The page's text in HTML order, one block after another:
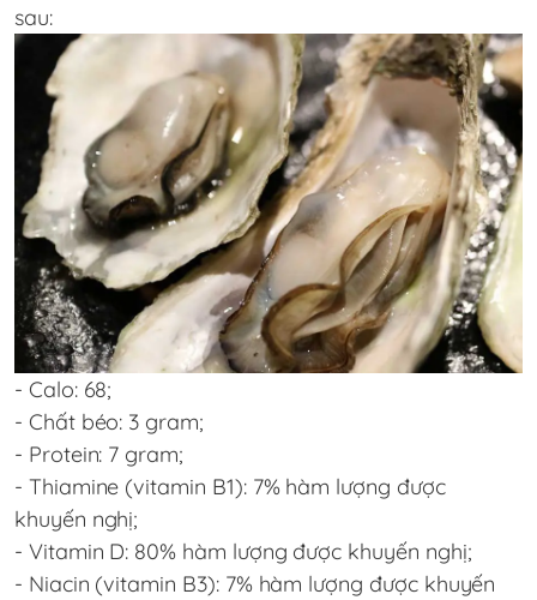
sau:
- Calo: 68;
- Chất béo: 3 gram;
- Protein: 7 gram;
- Thiamine (vitamin B1): 7% hàm lượng được
khuyến nghị;
- Vitamin D: 80% hàm lượng được khuyến nghị;
- Niacin (vitamin B3): 7% hàm lượng được khuyến